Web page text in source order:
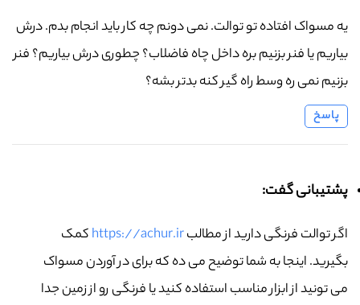
یه مسواک افتاده تو توالت. نمی دونم چه کار باید انجام بدم. درش
بیاریم یا فنر بزنیم بره داخل چاه فاضلاب؟ چطوری درش بیاریم؟ فنر
بزنیم نمی ره وسط راه گیر کنه بدتر بشه؟
پاسخ
پشتیبانی گفت:
اگر توالت فرنگی دارید از مطالبhttps://achur.irکمک
بگیرید. اینجا به شما توضیح می ده که برای در آوردن مسواک
می تونید از ابزار مناسب استفاده کنید یا فرنگی رو از زمین جدا